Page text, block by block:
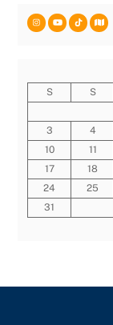
S
S
3
4
10
11
17
18
24
25
31